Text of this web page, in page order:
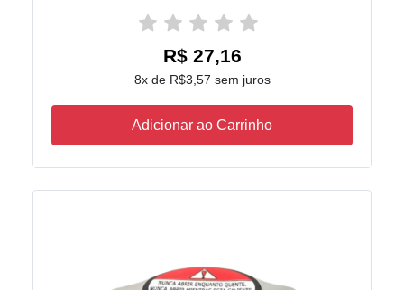
R$ 27,16
8x de R$3,57 sem juros
Adicionar ao Carrinho